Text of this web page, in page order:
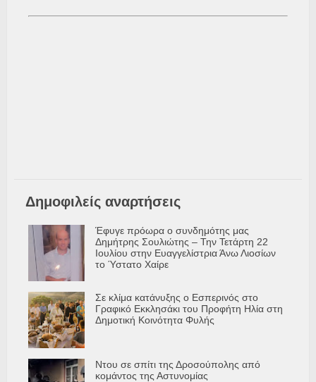
Δημοφιλείς αναρτήσεις
Έφυγε πρόωρα ο συνδημότης μας
Δημήτρης Σουλιώτης – Την Τετάρτη 22
Ιουλίου στην Ευαγγελίστρια Άνω Λιοσίων
το Ύστατο Χαίρε
Σε κλίμα κατάνυξης ο Εσπερινός στο
Γραφικό Εκκλησάκι του Προφήτη Ηλία στη
Δημοτική Κοινότητα Φυλής
Ντου σε σπίτι της Δροσούπολης από
κομάντος της Αστυνομίας